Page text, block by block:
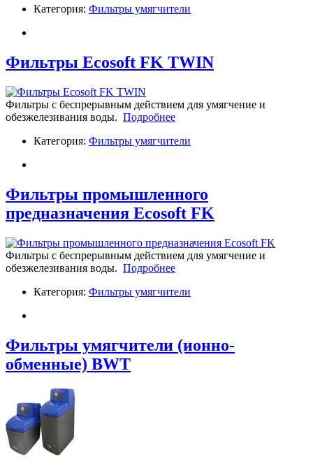
Категория: Фильтры умягчители
Фильтры Ecosoft FK TWIN
Фильтры c беспрерывным действием для умягчение и
обезжелезивания воды. Подробнее
Категория: Фильтры умягчители
Фильтры промышленного
предназначения Ecosoft FK
Фильтры c беспрерывным действием для умягчение и
обезжелезивания воды. Подробнее
Категория: Фильтры умягчители
Фильтры умягчители (ионно-
обменные) BWT